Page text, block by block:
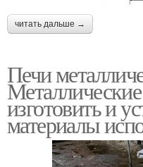
читать дальше →
Печи
изготовить и
материалы